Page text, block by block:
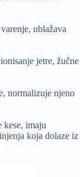
ublažava
jetre, žučne
normalizuje njeno
kese, imaju
koja dolaze iz